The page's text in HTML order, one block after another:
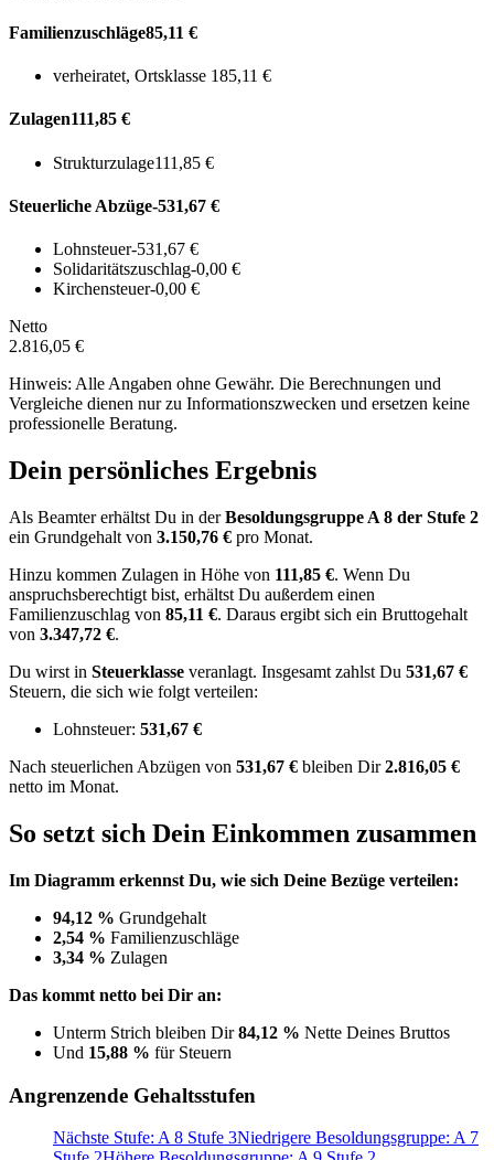
Familienzuschläge85,11 €
verheiratet, Ortsklasse 185,11 €
Zulagen111,85 €
Strukturzulage111,85 €
Steuerliche Abzüge-531,67 €
Lohnsteuer-531,67 €
Solidaritätszuschlag-0,00 €
Kirchensteuer-0,00 €
Netto
2.816,05 €
Hinweis: Alle Angaben ohne Gewähr. Die Berechnungen und
Vergleiche dienen nur zu Informationszwecken und ersetzen keine
professionelle Beratung.
Dein persönliches Ergebnis
Als Beamter erhältst Du in derBesoldungsgruppe A 8 der Stufe 2
ein Grundgehalt von 3.150,76 € pro Monat.
Hinzu kommen Zulagen in Höhe von 111,85 €. Wenn Du
anspruchsberechtigt bist, erhältst Du außerdem einen
Familienzuschlag von 85,11 €. Daraus ergibt sich ein Bruttogehalt
von 3.347,72 €.
Du wirst in Steuerklasse veranlagt. Insgesamt zahlst Du 531,67 €
Steuern, die sich wie folgt verteilen:
Lohnsteuer: 531,67 €
Nach steuerlichen Abzügen von 531,67 € bleiben Dir2.816,05 €
netto im Monat.
So setzt sich Dein Einkommen zusammen
Im Diagramm erkennst Du, wie sich Deine Bezüge verteilen:
94,12 % Grundgehalt
2,54 % Familienzuschläge
3,34 % Zulagen
Das kommt netto bei Dir an:
Unterm Strich bleiben Dir84,12 % Nette Deines Bruttos
Und 15,88 % für Steuern
Angrenzende Gehaltsstufen
Nächste Stufe: A 8 Stufe 3Niedrigere Besoldungsgruppe: A 7